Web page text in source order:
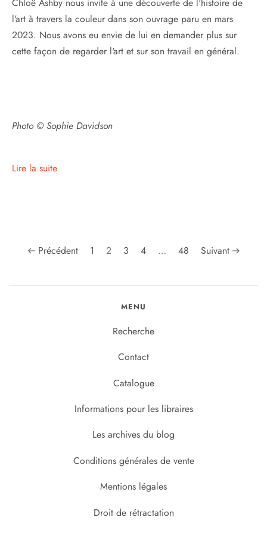
l'art à travers la couleur dans son ouvrage paru en mars
2023. Nous avons eu envie de lui en demander plus sur
cette façon de regarder l'art et sur son travail en général.
Photo © Sophie Davidson
Lire la suite
Précédent 1 2 3 4 … 48 Suivant
MENU
Recherche
Contact
Catalogue
Informations pour les libraires
Les archives du blog
Conditions générales de vente
Mentions légales
Droit de rétractation